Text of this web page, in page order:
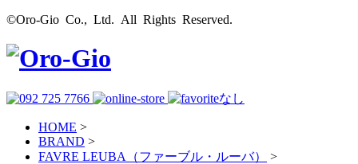
©Oro-Gio Co., Ltd. All Rights Reserved.
HOME >
BRAND >
FAVRE LEUBA（ファーブル・ルーバ）
>